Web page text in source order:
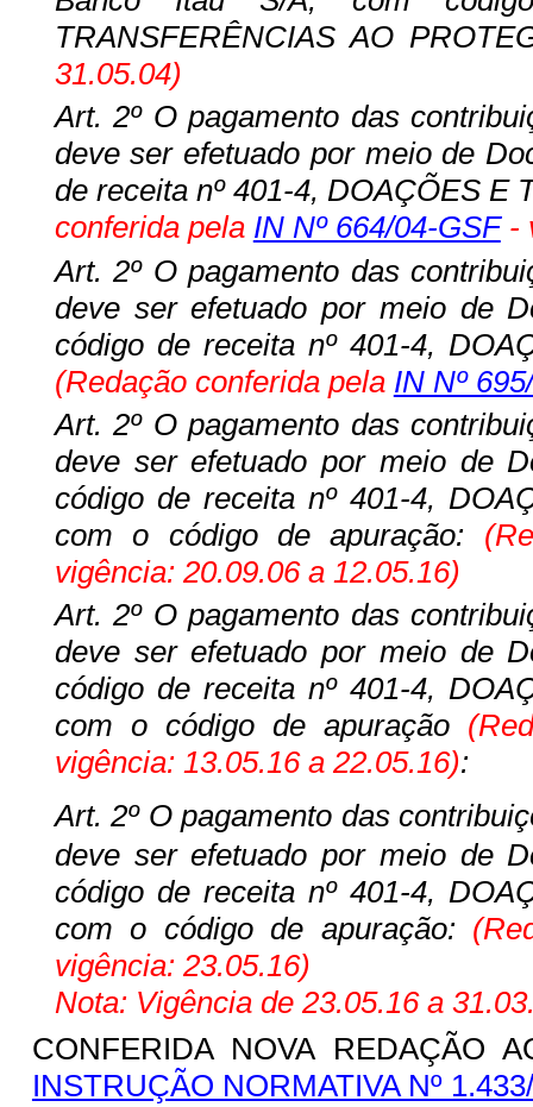
TRANSFERÊNCIAS AO
31.05.04)
Art. 2º O pagamento das
deve ser efetuado por meio de
de receita nº 401-4, DOAÇÕES E
conferida pela IN Nº 664/04-GSF-
Art. 2º O pagamento das
deve ser efetuado por meio de
código de receita nº 401-4,
(Redação conferida pela IN Nº
Art. 2º O pagamento das
deve ser efetuado por meio de
código de receita nº 401-4,
com o código de apuração:
vigência: 20.09.06 a 12.05.16)
Art. 2º O pagamento das
deve ser efetuado por meio de
código de receita nº 401-4,
com o código de apuração
vigência: 13.05.16 a 22.05.16):
Art. 2º O pagamento das
deve ser efetuado por meio de
código de receita nº 401-4,
com o código de apuração:
vigência: 23.05.16)
Nota: Vigência de 23.05.16 a
CONFERIDA NOVA REDAÇÃO
INSTRUÇÃO NORMATIVA Nº